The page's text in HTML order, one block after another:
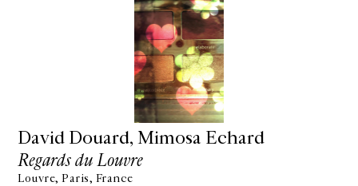
David Douard, Mimosa Echard
Regards du Louvre
Louvre, Paris, France
GALERIE CHANTAL CROUSEL
10 RUE CHARLOT, 75003 PARIS
GALERIE@CROUSEL.COM
HORAIRES D'OUVERTURE
DU MARDI AU VENDREDI